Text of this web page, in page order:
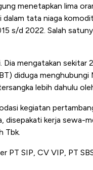
menetapkan lima
tata niaga
s/d 2022. Salah
mengatakan sekitar
diduga menghubungi
lebih dahulu
kegiatan
disepakati kerja sewa-
Tbk.
PT SIP, CV VIP, PT